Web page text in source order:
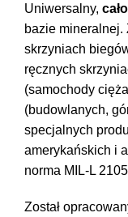
Uniwersalny,
bazie mineralnej.
skrzyniach
ręcznych
(samochody
(budowlanych,
specjalnych
amerykańskich i
norma MIL-L
Został